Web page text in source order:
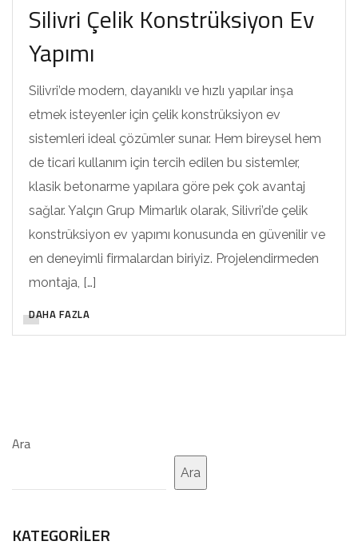
Silivri Çelik Konstrüksiyon Ev
Yapımı
Silivri’de modern, dayanıklı ve hızlı yapılar inşa
etmek isteyenler için çelik konstrüksiyon ev
sistemleri ideal çözümler sunar. Hem bireysel hem
de ticari kullanım için tercih edilen bu sistemler,
klasik betonarme yapılara göre pek çok avantaj
sağlar. Yalçın Grup Mimarlık olarak, Silivri’de çelik
konstrüksiyon ev yapımı konusunda en güvenilir ve
en deneyimli firmalardan biriyiz. Projelendirmeden
montaja, […]
DAHA FAZLA
Ara
Ara
KATEGORILER